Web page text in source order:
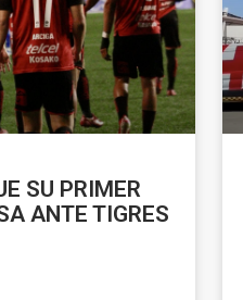
SU PRIMER
ANTE TIGRES